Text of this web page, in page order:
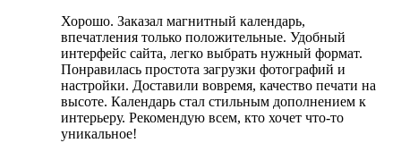
Хорошо. Заказал магнитный календарь,
впечатления только положительные. Удобный
интерфейс сайта, легко выбрать нужный формат.
Понравилась простота загрузки фотографий и
настройки. Доставили вовремя, качество печати на
высоте. Календарь стал стильным дополнением к
интерьеру. Рекомендую всем, кто хочет что-то
уникальное!